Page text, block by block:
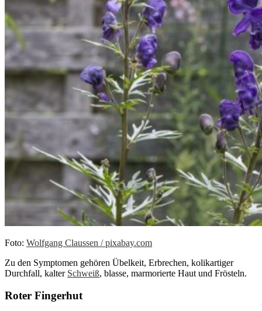
Foto: Wolfgang Claussen / pixabay.com
Zu den Symptomen gehören Übelkeit, Erbrechen, kolikartiger
Durchfall, kalter Schweiß, blasse, marmorierte Haut und Frösteln.
Roter Fingerhut